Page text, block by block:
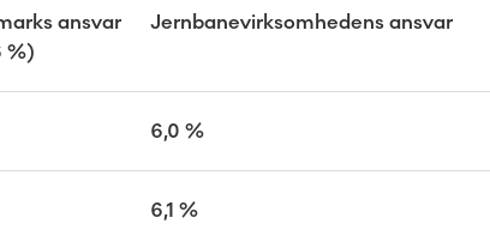
ansvar
%)
Jernbanevirksomhedens ansvar
6,0 %
6,1 %